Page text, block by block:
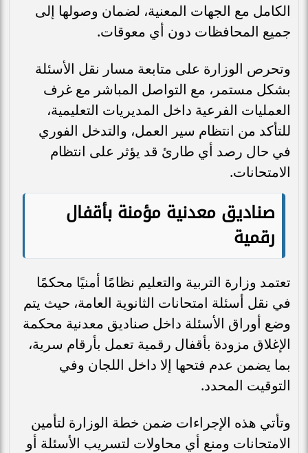
الكامل مع الجهات المعنية، لضمان وصولها إلى
جميع المحافظات دون أي معوقات.
وتحرص الوزارة على متابعة مسار نقل الأسئلة
بشكل مستمر، مع التواصل المباشر مع غرف
العمليات الفرعية داخل المديريات التعليمية،
للتأكد من انتظام سير العمل، والتدخل الفوري
في حال رصد أي طارئ قد يؤثر على انتظام
الامتحانات.
صناديق معدنية مؤمنة بأقفال
رقمية
تعتمد وزارة التربية والتعليم نظامًا أمنيًا محكمًا
في نقل أسئلة امتحانات الثانوية العامة، حيث يتم
وضع أوراق الأسئلة داخل صناديق معدنية محكمة
الإغلاق مزودة بأقفال رقمية تعمل بأرقام سرية،
بما يضمن عدم فتحها إلا داخل اللجان وفي
التوقيت المحدد.
وتأتي هذه الإجراءات ضمن خطة الوزارة لتأمين
الامتحانات ومنع أي محاولات لتسريب الأسئلة أو